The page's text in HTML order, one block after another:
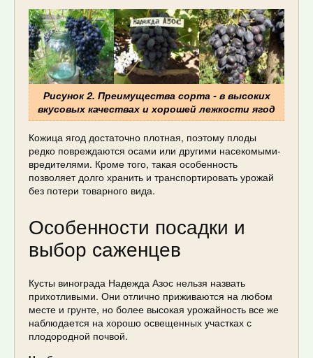
Рисунок 2. Преимущества сорта - в высоких
вкусовых качествах и хорошей лежкости ягод
Кожица ягод достаточно плотная, поэтому плоды
редко повреждаются осами или другими насекомыми-
вредителями. Кроме того, такая особенность
позволяет долго хранить и транспортировать урожай
без потери товарного вида.
Особенности посадки и
выбор саженцев
Кусты винограда Надежда Азос нельзя назвать
прихотливыми. Они отлично приживаются на любом
месте и грунте, но более высокая урожайность все же
наблюдается на хорошо освещенных участках с
плодородной почвой.